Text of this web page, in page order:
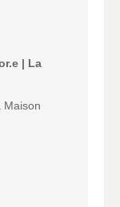
| La
Maison